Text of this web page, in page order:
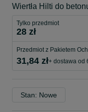
Wiertła Hilti do
Tylko przedmiot
28 zł
Przedmiot z Pakietem
31,84 zł+ dostawa od
Stan: Nowe